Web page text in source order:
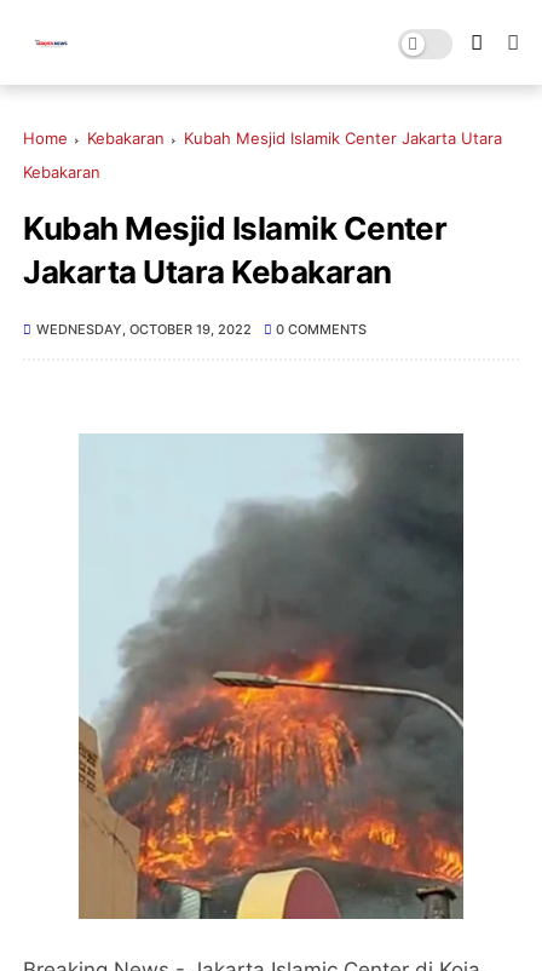
Home Kebakaran
Kubah Mesjid Islamik Center Jakarta Utara
Kebakaran
Kubah Mesjid Islamik Center
Jakarta Utara Kebakaran
WEDNESDAY, OCTOBER 19, 2022 0 COMMENTS